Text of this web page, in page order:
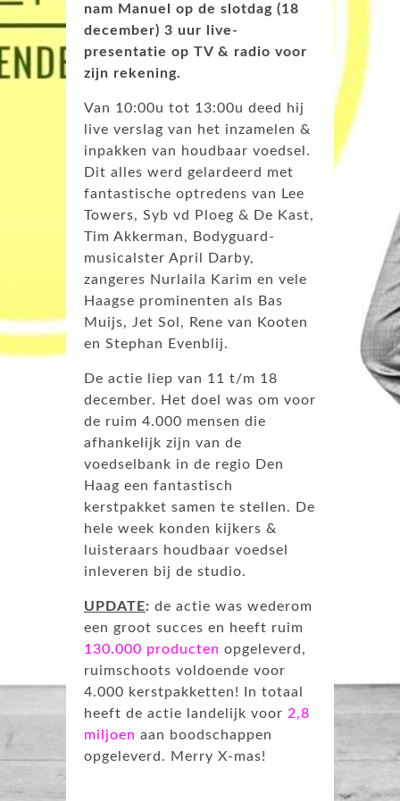
nam Manuel op de slotdag (18
december) 3 uur live-
presentatie op TV & radio voor
zijn rekening.
Van 10:00u tot 13:00u deed hij
live verslag van het inzamelen &
inpakken van houdbaar voedsel.
Dit alles werd gelardeerd met
fantastische optredens van Lee
Towers, Syb vd Ploeg & De Kast,
Tim Akkerman, Bodyguard-
musicalster April Darby,
zangeres Nurlaila Karim en vele
Haagse prominenten als Bas
Muijs, Jet Sol, Rene van Kooten
en Stephan Evenblij.
De actie liep van 11 t/m 18
december. Het doel was om voor
de ruim 4.000 mensen die
afhankelijk zijn van de
voedselbank in de regio Den
Haag een fantastisch
kerstpakket samen te stellen. De
hele week konden kijkers &
luisteraars houdbaar voedsel
inleveren bij de studio.
UPDATE: de actie was wederom
een groot succes en heeft ruim
130.000 producten opgeleverd,
ruimschoots voldoende voor
4.000 kerstpakketten! In totaal
heeft de actie landelijk voor 2,8
miljoen aan boodschappen
opgeleverd. Merry X-mas!